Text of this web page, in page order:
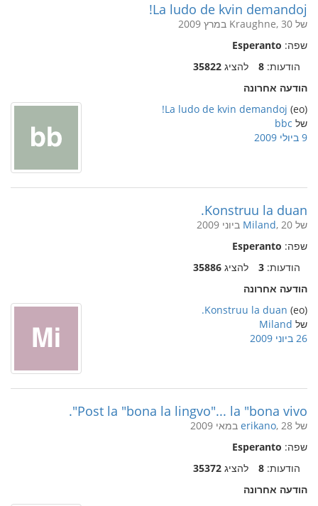
La ludo de kvin demandoj!
של Kraughne, 30 במרץ 2009
שפה: Esperanto
הודעות: 8 להציג 35822
הודעה אחרונה
(eo)
La ludo de kvin demandoj!
של bbc
9 ביולי 2009
Konstruu la duan.
של Miland, 20 ביוני 2009
שפה: Esperanto
הודעות: 3 להציג 35886
הודעה אחרונה
(eo)
Konstruu la duan.
של Miland
26 ביוני 2009
Post la "bona la lingvo"... la "bona vivo".
של erikano, 28 במאי 2009
שפה: Esperanto
הודעות: 8 להציג 35372
הודעה אחרונה